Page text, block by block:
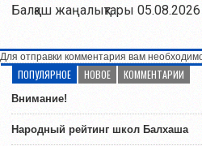
Балқаш жаңалықтары 05.08.2026
Для отправки комментария вам
ПОПУЛЯРНОЕ НОВОЕ КОММЕНТАРИИ
Внимание!
Народный рейтинг школ Балхаша